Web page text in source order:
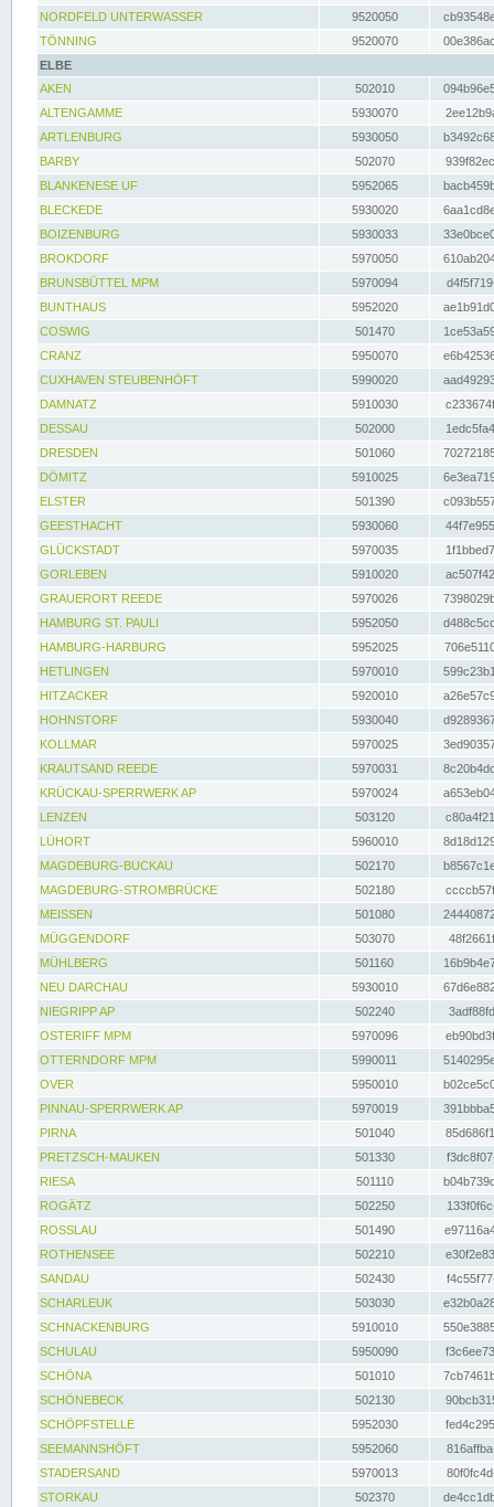
NORDFELD UNTERWASSER
9520050
TÖNNING
9520070
ELBE
AKEN
502010
ALTENGAMME
5930070
ARTLENBURG
5930050
BARBY
502070
BLANKENESE UF
5952065
BLECKEDE
5930020
BOIZENBURG
5930033
BROKDORF
5970050
BRUNSBÜTTEL MPM
5970094
BUNTHAUS
5952020
COSWIG
501470
CRANZ
5950070
CUXHAVEN STEUBENHÖFT
5990020
DAMNATZ
5910030
DESSAU
502000
DRESDEN
501060
DÖMITZ
5910025
ELSTER
501390
GEESTHACHT
5930060
GLÜCKSTADT
5970035
GORLEBEN
5910020
GRAUERORT REEDE
5970026
HAMBURG ST. PAULI
5952050
HAMBURG-HARBURG
5952025
HETLINGEN
5970010
HITZACKER
5920010
HOHNSTORF
5930040
KOLLMAR
5970025
KRAUTSAND REEDE
5970031
KRÜCKAU-SPERRWERK AP
5970024
LENZEN
503120
LÜHORT
5960010
MAGDEBURG-BUCKAU
502170
MAGDEBURG-STROMBRÜCKE
502180
MEISSEN
501080
MÜGGENDORF
503070
MÜHLBERG
501160
NEU DARCHAU
5930010
NIEGRIPP AP
502240
OSTERIFF MPM
5970096
OTTERNDORF MPM
5990011
OVER
5950010
PINNAU-SPERRWERK AP
5970019
PIRNA
501040
PRETZSCH-MAUKEN
501330
RIESA
501110
ROGÄTZ
502250
ROSSLAU
501490
ROTHENSEE
502210
SANDAU
502430
SCHARLEUK
503030
SCHNACKENBURG
5910010
SCHULAU
5950090
SCHÖNA
501010
SCHÖNEBECK
502130
SCHÖPFSTELLE
5952030
SEEMANNSHÖFT
5952060
STADERSAND
5970013
STORKAU
502370